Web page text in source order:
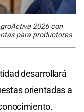
2026 con
para productores
desarrollará
orientadas a